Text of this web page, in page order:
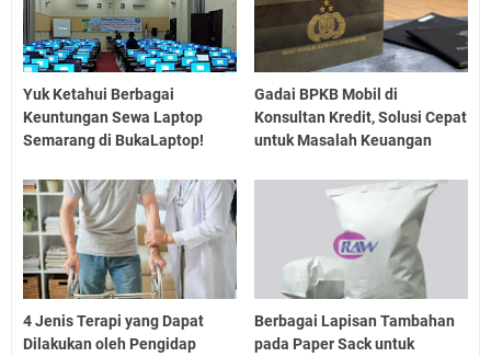
Yuk Ketahui Berbagai
Keuntungan Sewa Laptop
Semarang di BukaLaptop!
Gadai BPKB Mobil di
Konsultan Kredit, Solusi Cepat
untuk Masalah Keuangan
4 Jenis Terapi yang Dapat
Dilakukan oleh Pengidap
Berbagai Lapisan Tambahan
pada Paper Sack untuk